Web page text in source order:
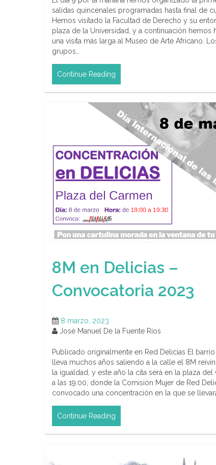
salidas quincenales programadas hasta final de
Hemos visitado la Facultad de Derecho y su
plaza de la Universidad, y a continuación hemos
una visita más larga al Museo de Arte Africano.
grupos…
Continue Reading
8M en Delicias –
Convocatoria 2023
8 marzo, 2023
José Manuel De la Fuente Ríos
Publicado originalmente en Red Delicias El
lleva muchos años saliendo a la calle el 8M
la igualdad, y este año la cita será en la plaza del
a las 19:00, donde la Comisión Mujer de Red
convocado una concentración en la que se
Continue Reading